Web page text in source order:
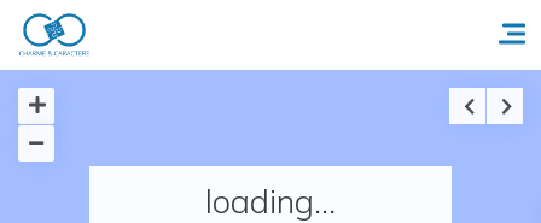
Accueil
loading...